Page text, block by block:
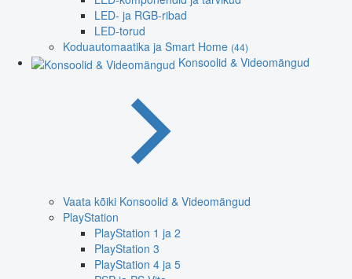
LED- ja RGB-ribad
LED-torud
Koduautomaatika ja Smart Home (44)
Konsoolid & Videomängud
Vaata kõiki Konsoolid & Videomängud
PlayStation
PlayStation 1 ja 2
PlayStation 3
PlayStation 4 ja 5